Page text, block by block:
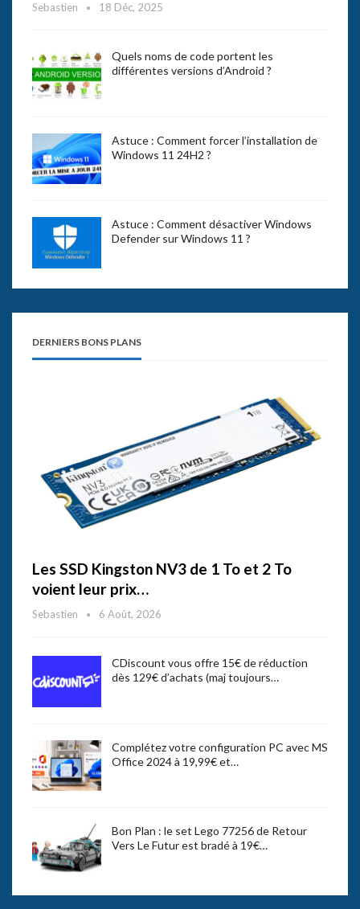
Sebastien 18 Déc, 2025
Quels noms de code portent les
différentes versions d’Android ?
Astuce : Comment forcer l’installation de
Windows 11 24H2 ?
Astuce : Comment désactiver Windows
Defender sur Windows 11 ?
DERNIERS BONS PLANS
Les SSD Kingston NV3 de 1 To et 2 To
voient leur prix…
Sebastien 6 Août, 2026
CDiscount vous offre 15€ de réduction
dès 129€ d’achats (maj toujours…
Complétez votre configuration PC avec MS
Office 2024 à 19,99€ et…
Bon Plan : le set Lego 77256 de Retour
Vers Le Futur est bradé à 19€…